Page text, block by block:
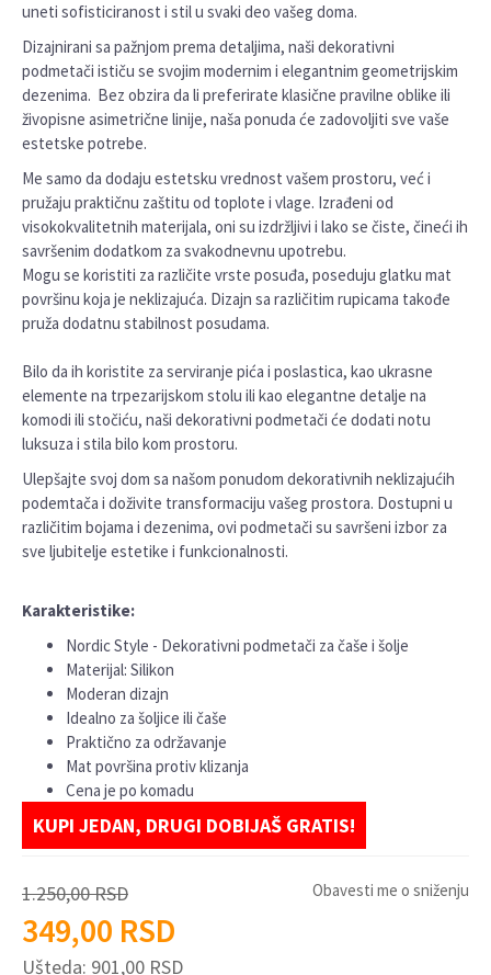
uneti sofisticiranost i stil u svaki deo vašeg doma.
Dizajnirani sa pažnjom prema detaljima, naši dekorativni
podmetači ističu se svojim modernim i elegantnim geometrijskim
dezenima. Bez obzira da li preferirate klasične pravilne oblike ili
živopisne asimetrične linije, naša ponuda će zadovoljiti sve vaše
estetske potrebe.
Me samo da dodaju estetsku vrednost vašem prostoru, već i
pružaju praktičnu zaštitu od toplote i vlage. Izrađeni od
visokokvalitetnih materijala, oni su izdržljivi i lako se čiste, čineći ih
savršenim dodatkom za svakodnevnu upotrebu.
Mogu se koristiti za različite vrste posuđa, poseduju glatku mat
površinu koja je neklizajuća. Dizajn sa različitim rupicama takođe
pruža dodatnu stabilnost posudama.
Bilo da ih koristite za serviranje pića i poslastica, kao ukrasne
elemente na trpezarijskom stolu ili kao elegantne detalje na
komodi ili stočiću, naši dekorativni podmetači će dodati notu
luksuza i stila bilo kom prostoru.
Ulepšajte svoj dom sa našom ponudom dekorativnih neklizajućih
podemtača i doživite transformaciju vašeg prostora. Dostupni u
različitim bojama i dezenima, ovi podmetači su savršeni izbor za
sve ljubitelje estetike i funkcionalnosti.
Karakteristike:
Nordic Style - Dekorativni podmetači za čaše i šolje
Materijal: Silikon
Moderan dizajn
Idealno za šoljice ili čaše
Praktično za održavanje
Mat površina protiv klizanja
Cena je po komadu
KUPI JEDAN, DRUGI DOBIJAŠ GRATIS!
1.250,00RSD
349,00 RSD
Ušteda: 901,00 RSD
Obavesti me o sniženju